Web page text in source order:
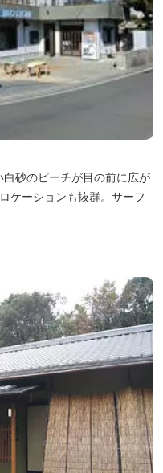
砂のビーチが目の前に広が
ケーションも抜群。サーフ